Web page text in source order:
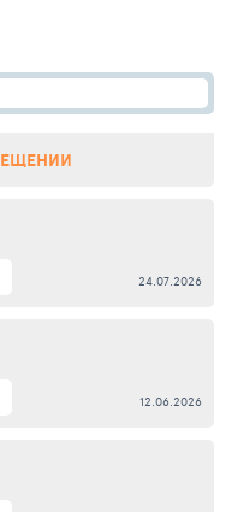
24.07.2026
12.06.2026